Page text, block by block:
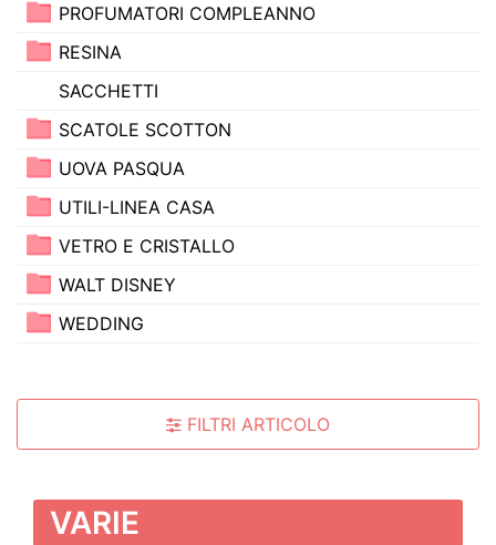
PROFUMATORI COMPLEANNO
RESINA
SACCHETTI
SCATOLE SCOTTON
UOVA PASQUA
UTILI-LINEA CASA
VETRO E CRISTALLO
WALT DISNEY
WEDDING
FILTRI ARTICOLO
VARIE